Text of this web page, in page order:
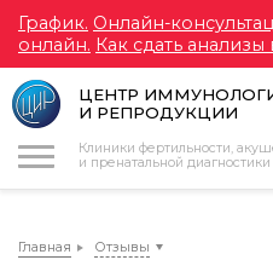
График. Онлайн-
онлайн. Как сдать
ЦЕНТР
И РЕПРОДУКЦИИ
Клиники фертильности,
и пренатальной диагностики
Главная Отзывы